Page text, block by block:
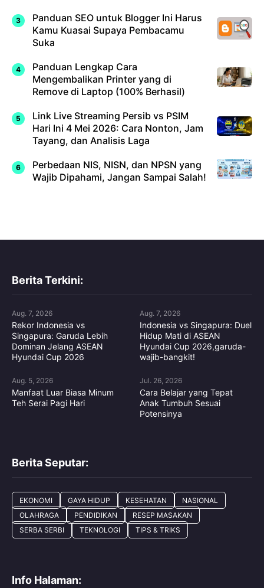
Panduan SEO untuk Blogger Ini Harus
Kamu Kuasai Supaya Pembacamu
Suka
Panduan Lengkap Cara
Mengembalikan Printer yang di
Remove di Laptop (100% Berhasil)
Link Live Streaming Persib vs PSIM
Hari Ini 4 Mei 2026: Cara Nonton, Jam
Tayang, dan Analisis Laga
Perbedaan NIS, NISN, dan NPSN yang
Wajib Dipahami, Jangan Sampai Salah!
Berita Terkini:
Aug. 7, 2026
Rekor Indonesia vs
Singapura: Garuda Lebih
Dominan Jelang ASEAN
Hyundai Cup 2026
Aug. 7, 2026
Indonesia vs Singapura: Duel
Hidup Mati di ASEAN
Hyundai Cup 2026,garuda-
wajib-bangkit!
Aug. 5, 2026
Manfaat Luar Biasa Minum
Teh Serai Pagi Hari
Jul. 26, 2026
Cara Belajar yang Tepat
Anak Tumbuh Sesuai
Potensinya
Berita Seputar:
EKONOMI GAYA HIDUP KESEHATAN
NASIONAL
OLAHRAGA
PENDIDIKAN
RESEP MASAKAN
SERBA SERBI
TEKNOLOGI TIPS & TRIKS
Info Halaman: